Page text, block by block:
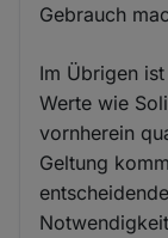
Gebrauch
Im Übrigen
Werte wie
vornherein
Geltung